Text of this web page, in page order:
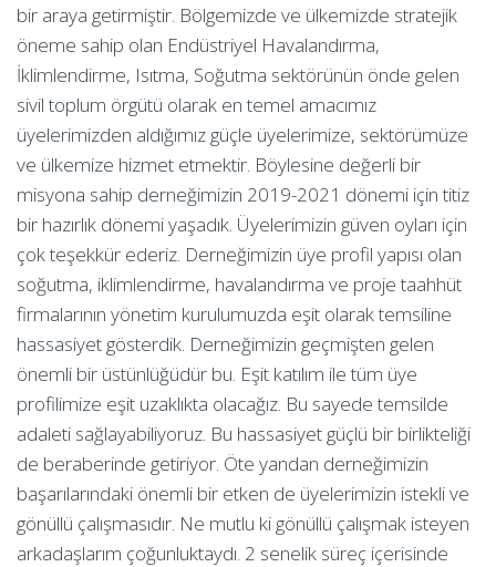
bir araya getirmiştir. Bölgemizde ve ülkemizde stratejik
öneme sahip olan Endüstriyel Havalandırma,
İklimlendirme, Isıtma, Soğutma sektörünün önde gelen
sivil toplum örgütü olarak en temel amacımız
üyelerimizden aldığımız güçle üyelerimize, sektörümüze
ve ülkemize hizmet etmektir. Böylesine değerli bir
misyona sahip derneğimizin 2019-2021 dönemi için titiz
bir hazırlık dönemi yaşadık. Üyelerimizin güven oyları için
çok teşekkür ederiz. Derneğimizin üye profil yapısı olan
soğutma, iklimlendirme, havalandırma ve proje taahhüt
firmalarının yönetim kurulumuzda eşit olarak temsiline
hassasiyet gösterdik. Derneğimizin geçmişten gelen
önemli bir üstünlüğüdür bu. Eşit katılım ile tüm üye
profilimize eşit uzaklıkta olacağız. Bu sayede temsilde
adaleti sağlayabiliyoruz. Bu hassasiyet güçlü bir birlikteliği
de beraberinde getiriyor. Öte yandan derneğimizin
başarılarındaki önemli bir etken de üyelerimizin istekli ve
gönüllü çalışmasıdır. Ne mutlu ki gönüllü çalışmak isteyen
arkadaşlarım çoğunluktaydı. 2 senelik süreç içerisinde